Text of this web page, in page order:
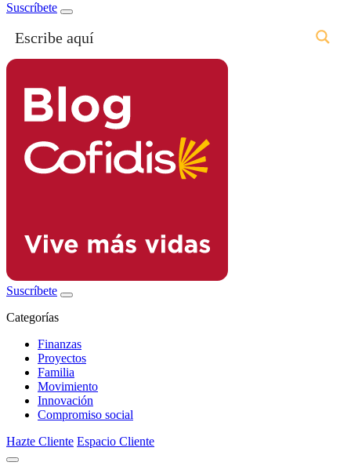
Suscríbete
Suscríbete
Categorías
Finanzas
Proyectos
Familia
Movimiento
Innovación
Compromiso social
Hazte Cliente Espacio Cliente